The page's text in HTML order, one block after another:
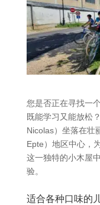
您是否正在寻找一
既能学习又能放松
Nicolas）坐落在壮
Epte）地区中心，
这一独特的小木屋
验。
适合各种口味的